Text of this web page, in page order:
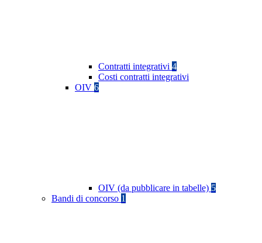
Contratti integrativi 4
Costi contratti integrativi
OIV 6
OIV (da pubblicare in tabelle) 5
Bandi di concorso 1